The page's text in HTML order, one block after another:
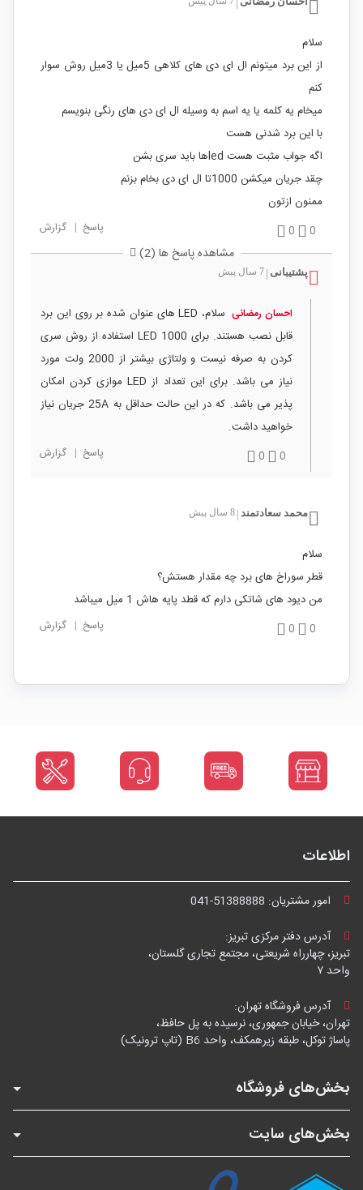
|
سلام
از این برد میتونم ال ای دی های کلاهی 5میل یا 3میل روش سوار
کنم
میخام یه کلمه یا یه اسم به وسیله ال ای دی های رنگی بنویسم
با این برد شدنی هست
اگه جواب مثبت هست ledها باید سری بشن
چقد جریان میکشن 1000تا ال ای دی بخام بزنم
ممنون ازتون
0
0 پاسخ | گزارش
مشاهده پاسخ ها (2)
پشتیبانی | 7 سال پیش
احسان رمضانی
سلام، LED های عنوان شده بر روی این برد
قابل نصب هستند. برای 1000 LED استفاده از روش سری
کردن به صرفه نیست و ولتاژی بیشتر از 2000 ولت مورد
نیاز می باشد. برای این تعداد از LED موازی کردن امکان
پذیر می باشد. که در این حالت حداقل به 25A جریان نیاز
خواهید داشت.
0
0 پاسخ | گزارش
محمد سعادتمند | 8 سال پیش
سلام
قطر سوراخ های برد چه مقدار هستش؟
من دیود های شاتکی دارم که قطد پایه هاش 1 میل میباشد
0
0 پاسخ | گزارش
اطلاعات
امور مشتریان: 041-51388888
آدرس دفتر مرکزی تبریز:
تبریز، چهارراه شریعتی، مجتمع تجاری گلستان،
واحد ۷
آدرس فروشگاه تهران:
تهران، خیابان جمهوری، نرسیده به پل حافظ،
پاساژ توکل، طبقه زیرهمکف، واحد B6 (تاپ ترونیک)
بخش‌های فروشگاه
بخش‌های سایت